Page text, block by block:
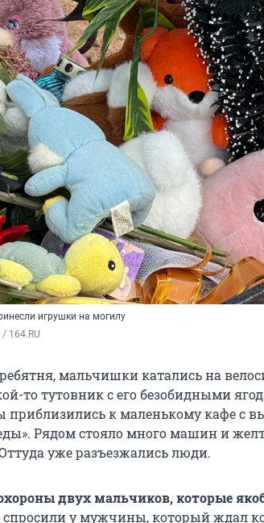
игрушки на могилу
164.RU
мальчишки катались на
то тутовник с его безобидными
приблизились к маленькому кафе с
Рядом стояло много машин и
уже разъезжались люди.
двух мальчиков, которые
у мужчины, который ждал